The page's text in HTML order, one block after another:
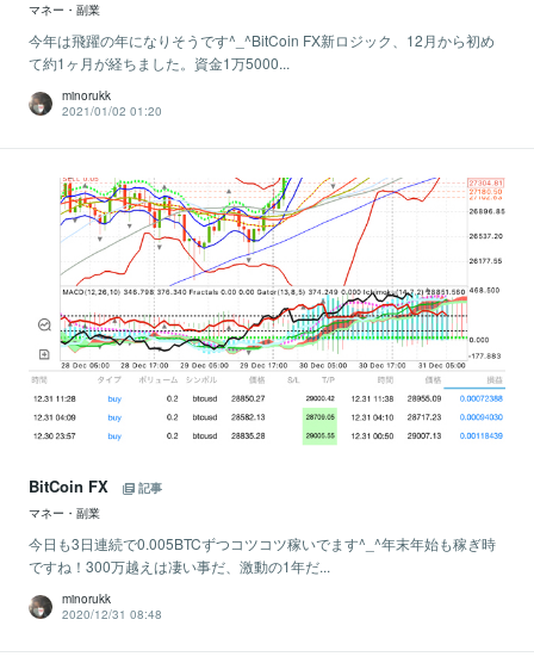
マネー・副業
今年は飛躍の年になりそうです^_^BitCoin FX新ロジック、12月から初め
て約1ヶ月が経ちました。資金1万5000...
minorukk
2021/01/02 01:20
BitCoin FX
記事
マネー・副業
今日も3日連続で0.005BTCずつコツコツ稼いでます^_^年末年始も稼ぎ時
ですね！300万越えは凄い事だ、激動の1年だ...
minorukk
2020/12/31 08:48